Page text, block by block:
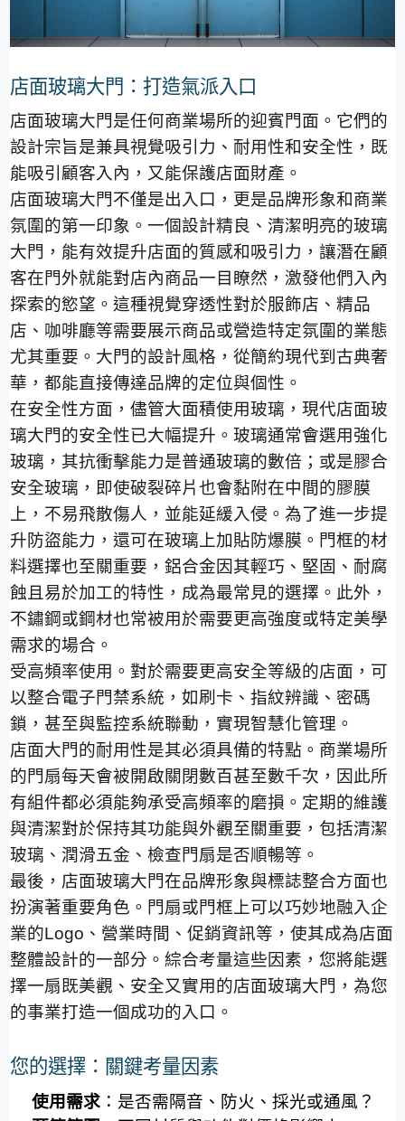
店面玻璃大門：打造氣派入口
店面玻璃大門是任何商業場所的迎賓門面。它們的
設計宗旨是兼具視覺吸引力、耐用性和安全性，既
能吸引顧客入內，又能保護店面財產。
店面玻璃大門不僅是出入口，更是品牌形象和商業
氛圍的第一印象。一個設計精良、清潔明亮的玻璃
大門，能有效提升店面的質感和吸引力，讓潛在顧
客在門外就能對店內商品一目瞭然，激發他們入內
探索的慾望。這種視覺穿透性對於服飾店、精品
店、咖啡廳等需要展示商品或營造特定氛圍的業態
尤其重要。大門的設計風格，從簡約現代到古典奢
華，都能直接傳達品牌的定位與個性。
在安全性方面，儘管大面積使用玻璃，現代店面玻
璃大門的安全性已大幅提升。玻璃通常會選用強化
玻璃，其抗衝擊能力是普通玻璃的數倍；或是膠合
安全玻璃，即使破裂碎片也會黏附在中間的膠膜
上，不易飛散傷人，並能延緩入侵。為了進一步提
升防盜能力，還可在玻璃上加貼防爆膜。門框的材
料選擇也至關重要，鋁合金因其輕巧、堅固、耐腐
蝕且易於加工的特性，成為最常見的選擇。此外，
不鏽鋼或鋼材也常被用於需要更高強度或特定美學
需求的場合。
受高頻率使用。對於需要更高安全等級的店面，可
以整合電子門禁系統，如刷卡、指紋辨識、密碼
鎖，甚至與監控系統聯動，實現智慧化管理。
店面大門的耐用性是其必須具備的特點。商業場所
的門扇每天會被開啟關閉數百甚至數千次，因此所
有組件都必須能夠承受高頻率的磨損。定期的維護
與清潔對於保持其功能與外觀至關重要，包括清潔
玻璃、潤滑五金、檢查門扇是否順暢等。
最後，店面玻璃大門在品牌形象與標誌整合方面也
扮演著重要角色。門扇或門框上可以巧妙地融入企
業的Logo 、營業時間、促銷資訊等，使其成為店面
整體設計的一部分。綜合考量這些因素，您將能選
擇一扇既美觀、安全又實用的店面玻璃大門，為您
的事業打造一個成功的入口。
您的選擇：關鍵考量因素
使用需求 ：是否需隔音、防火、採光或通風？